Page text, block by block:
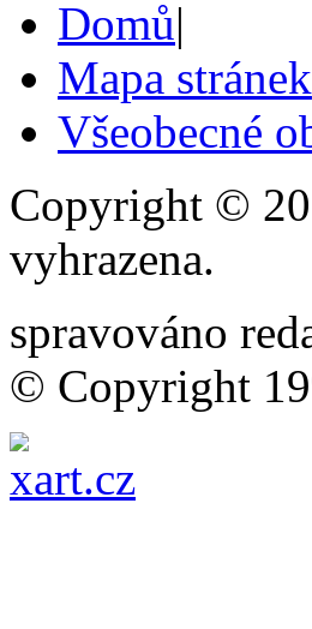
Domů|
Mapa stránek
Všeobecné
Copyright ©
vyhrazena.
spravováno
© Copyright